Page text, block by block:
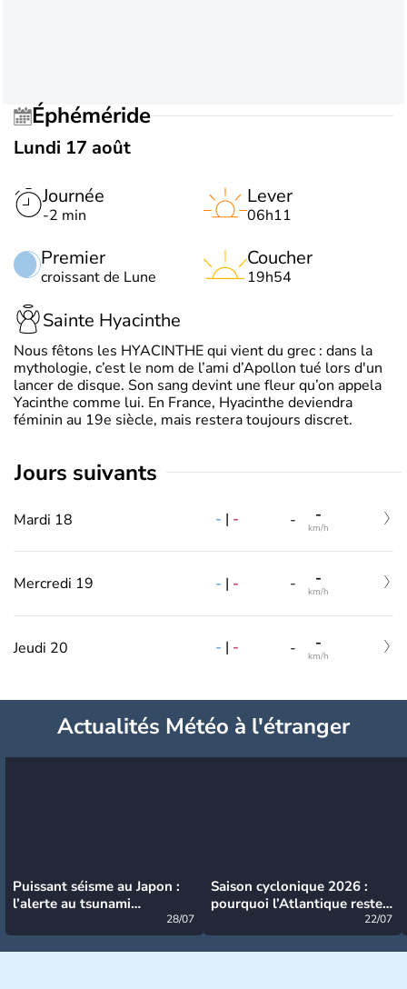
Éphéméride
Lundi 17 août
Journée
-2 min
Premier
croissant de Lune
Lever
06h11
Coucher
19h54
Sainte Hyacinthe
Nous fêtons les HYACINTHE qui vient du grec : dans la
mythologie, c’est le nom de l’ami d’Apollon tué lors d'un
lancer de disque. Son sang devint une fleur qu’on appela
Yacinthe comme lui. En France, Hyacinthe deviendra
féminin au 19e siècle, mais restera toujours discret.
jours suivants
Mardi 18 - | - - -
km/h
Mercredi 19 - | - - -
km/h
Jeudi 20 - | - - -
km/h
Actualités Météo à l'étranger
Puissant séisme au Japon :
l’alerte au tsunami
28/07
Saison cyclonique 2026 :
pourquoi l’Atlantique reste
22/07